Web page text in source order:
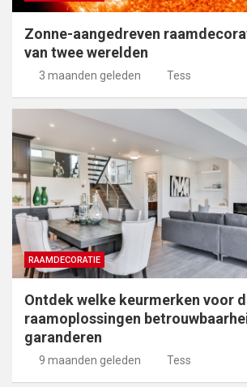
Zonne-aangedreven
van twee werelden
3 maanden geleden Tess
RAAMDECORATIE
Ontdek welke keurmerken voor
raamoplossingen
garanderen
9 maanden geleden Tess